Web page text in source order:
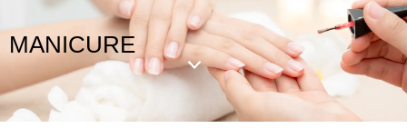
MANICURE